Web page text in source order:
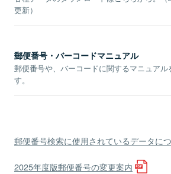
更新）
郵便番号・バーコードマニュアル
郵便番号や、バーコードに関するマニュアル
す。
郵便番号検索に使用されているデータに
2025年度版郵便番号の変更案内